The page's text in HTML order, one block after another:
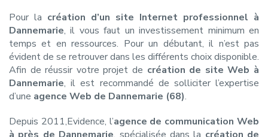
Pour la création d’un site Internet professionnel à
Dannemarie, il vous faut un investissement minimum en
temps et en ressources. Pour un débutant, il n’est pas
évident de se retrouver dans les différents choix disponible.
Afin de réussir votre projet de création de site Web à
Dannemarie, il est recommandé de solliciter l’expertise
d’une agence Web de Dannemarie (68).
Depuis 2011,Evidence, l’agence de communication Web